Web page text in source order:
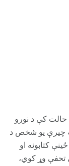
حالت کې د نورو
چیرې یو شخص د
کتابونه او
تحفې وړ کوي،